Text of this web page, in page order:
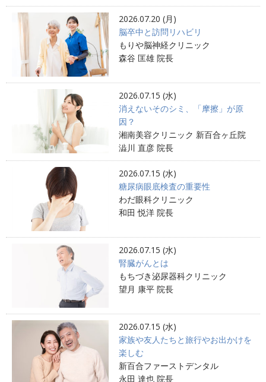
2026.07.20 (月)
脳卒中と訪問リハビリ
もりや脳神経クリニック
森谷 匡雄 院長
2026.07.15 (水)
消えないそのシミ、「摩擦」が原
因？
湘南美容クリニック 新百合ヶ丘院
澁川 直彦 院長
2026.07.15 (水)
糖尿病眼底検査の重要性
わだ眼科クリニック
和田 悦洋 院長
2026.07.15 (水)
腎臓がんとは
もちづき泌尿器科クリニック
望月 康平 院長
2026.07.15 (水)
家族や友人たちと旅行やお出かけを
楽しむ
新百合ファーストデンタル
永田 達也 院長